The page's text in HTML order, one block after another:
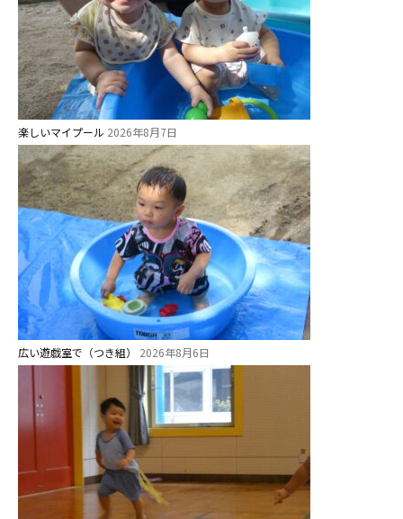
楽しいマイプール 2026年8月7日
広い遊戯室で（つき組） 2026年8月6日
学校法⼈鴨⾕学園 鳳幼稚園
学校法⼈諏訪森学園 諏訪森幼稚
園
⼤阪府私⽴幼稚園連盟
社会福祉法人野田福祉会